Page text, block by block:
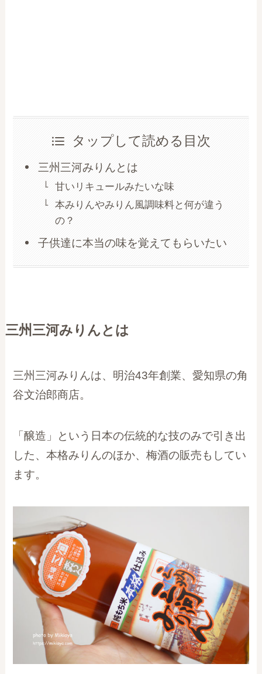
タップして読める目次
三州三河みりんとは
甘いリキュールみたいな味
本みりんやみりん風調味料と何が違う
の？
子供達に本当の味を覚えてもらいたい
三州三河みりんとは
三州三河みりんは、明治43年創業、愛知県の角
谷文治郎商店。
「醸造」という日本の伝統的な技のみで引き出
した、本格みりんのほか、梅酒の販売もしてい
ます。